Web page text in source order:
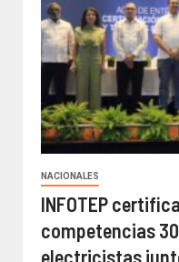
NACIONALES
INFOTEP
competencias
electricistas